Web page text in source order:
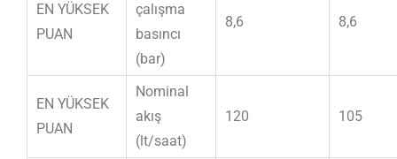
EN YÜKSEK
PUAN
çalışma
basıncı
(bar)
8,6 8,6
EN YÜKSEK
PUAN
Nominal
akış
(lt/saat)
120 105